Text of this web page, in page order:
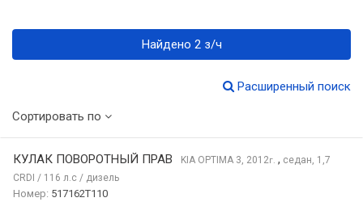
Найдено 2 з/ч
Расширенный поиск
Сортировать по
КУЛАК ПОВОРОТНЫЙ ПРАВ KIA OPTIMA 3, 2012г. , седан, 1,7
CRDI / 116 л.с / дизель
Номер: 517162T110